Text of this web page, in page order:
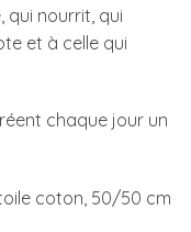
qui nourrit, qui
et à celle qui
chaque jour un
coton, 50/50 cm